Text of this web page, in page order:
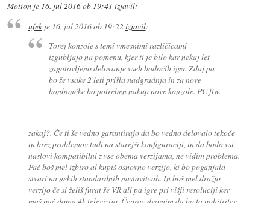
Motion je 16. jul 2016 ob 19:41 izjavil:
ufekje 16. jul 2016 ob 19:22 izjavil:
Torej konzole s temi vmesnimi različicami
izgubljajo na pomenu, kjer ti je bilo kar nekaj let
zagotovljeno delovanje vseh bodočih iger. Zdaj pa
bo že vsake 2 leti prišla nadgradnja in za nove
bonbončke bo potreben nakup nove konzole. PC ftw.
zakaj?. Če ti še vedno garantirajo da bo vedno delovalo tekoče
in brez problemov tudi na starejši konfiguraciji, in da bodo vsi
naslovi kompatibilni z vse obema verzijama, ne vidim problema.
Pač boš mel izbiro al kupiš osnovno verzijo, ki bo poganjala
stvari na nekih standardnih nastavitvah. In boš mel dražjo
verzijo če si želiš furat še VR ali pa igre pri višji resoluciji ker
maš pač doma 4k televizijo. Čeprav dvomim da bo ta pohitritev